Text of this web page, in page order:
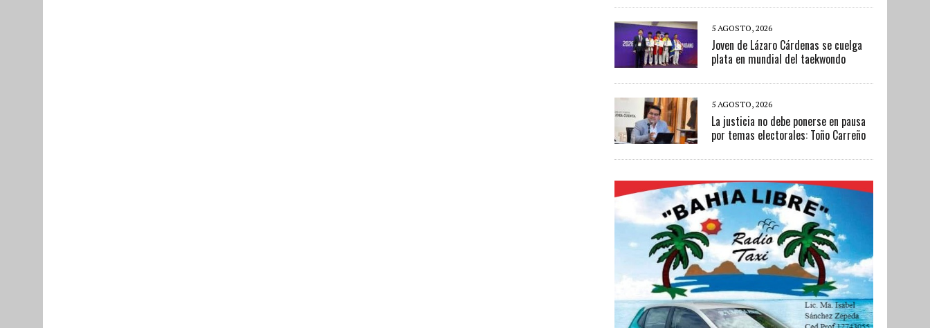
5 AGOSTO, 2026
Joven de Lázaro Cárdenas se cuelga
plata en mundial del taekwondo
5 AGOSTO, 2026
La justicia no debe ponerse en pausa
por temas electorales: Toño Carreño